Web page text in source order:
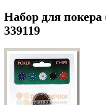
Набор для
339119